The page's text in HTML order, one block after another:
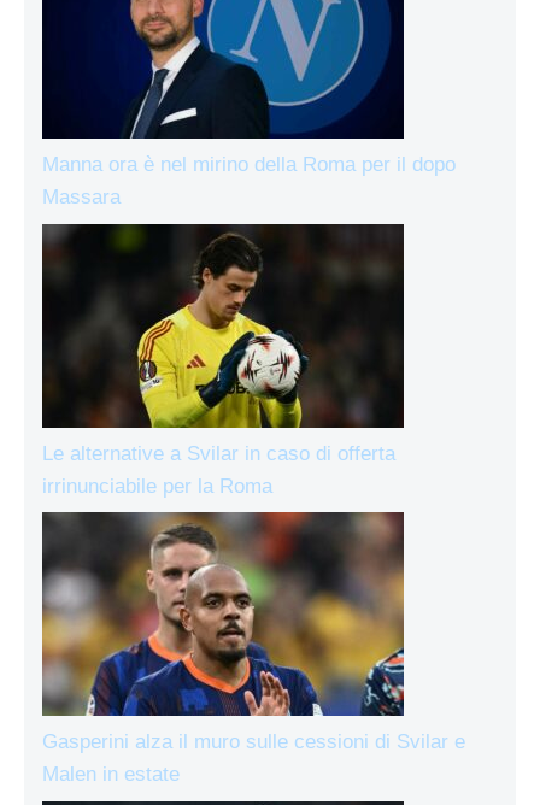
Manna ora è nel mirino della Roma per il dopo
Massara
Le alternative a Svilar in caso di offerta
irrinunciabile per la Roma
Gasperini alza il muro sulle cessioni di Svilar e
Malen in estate